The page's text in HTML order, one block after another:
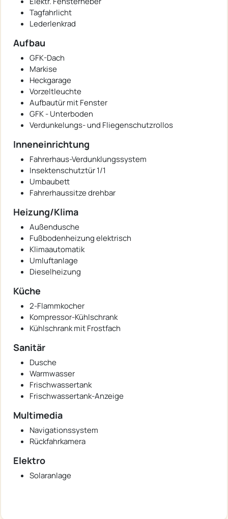
Tagfahrlicht
Lederlenkrad
Aufbau
GFK-Dach
Markise
Heckgarage
Vorzeltleuchte
Aufbautür mit Fenster
GFK - Unterboden
Verdunkelungs- und Fliegenschutzrollos
Inneneinrichtung
Fahrerhaus-Verdunklungssystem
Insektenschutztür 1/1
Umbaubett
Fahrerhaussitze drehbar
Heizung/Klima
Außendusche
Fußbodenheizung elektrisch
Klimaautomatik
Umluftanlage
Dieselheizung
Küche
2-Flammkocher
Kompressor-Kühlschrank
Kühlschrank mit Frostfach
Sanitär
Dusche
Warmwasser
Frischwassertank
Frischwassertank-Anzeige
Multimedia
Navigationssystem
Rückfahrkamera
Elektro
Solaranlage